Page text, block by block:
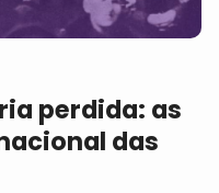
perdida: as
das